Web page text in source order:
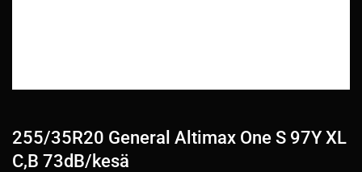
255/35R20 General Altimax One S 97Y XL
C,B 73dB/kesä